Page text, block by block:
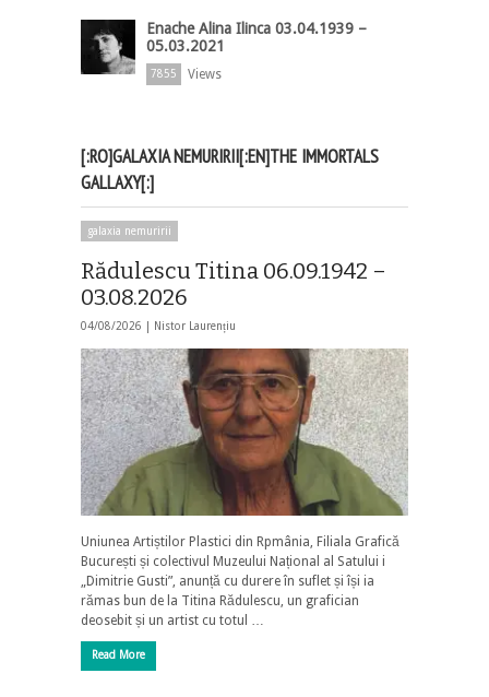
Enache Alina Ilinca 03.04.1939 –
05.03.2021
7855 Views
[:RO]GALAXIA NEMURIRII[:EN]THE IMMORTALS
GALLAXY[:]
galaxia nemuririi
Rădulescu Titina 06.09.1942 –
03.08.2026
04/08/2026 | Nistor Laurențiu
Uniunea Artiștilor Plastici din Rpmânia, Filiala Grafică
București și colectivul Muzeului Național al Satului i
„Dimitrie Gusti”, anunță cu durere în suflet și își ia
rămas bun de la Titina Rădulescu, un grafician
deosebit și un artist cu totul …
Read More